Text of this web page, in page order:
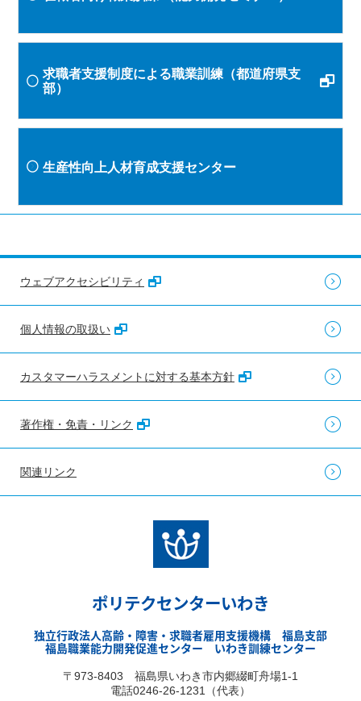
求職者支援制度による職業訓練（都道府県支
部）
生産性向上人材育成支援センター
ウェブアクセシビリティ
個人情報の取扱い
カスタマーハラスメントに対する基本方針
著作権・免責・リンク
関連リンク
ポリテクセンターいわき
独立行政法人高齢・障害・求職者雇用支援機構 福島支部
福島職業能力開発促進センター いわき訓練センター
〒973-8403 福島県いわき市内郷綴町舟場1-1
電話0246-26-1231（代表）